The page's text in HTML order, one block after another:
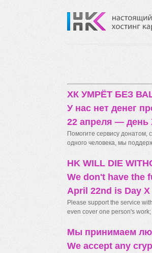
ХК УМРЁТ БЕЗ
У нас нет денег
22 апреля — день
Помогите сервису
одного человека, мы
HK WILL DIE
We don't have the
April 22nd is Day X
Please support the service
even cover one person's
Мы принимаем
We accept any